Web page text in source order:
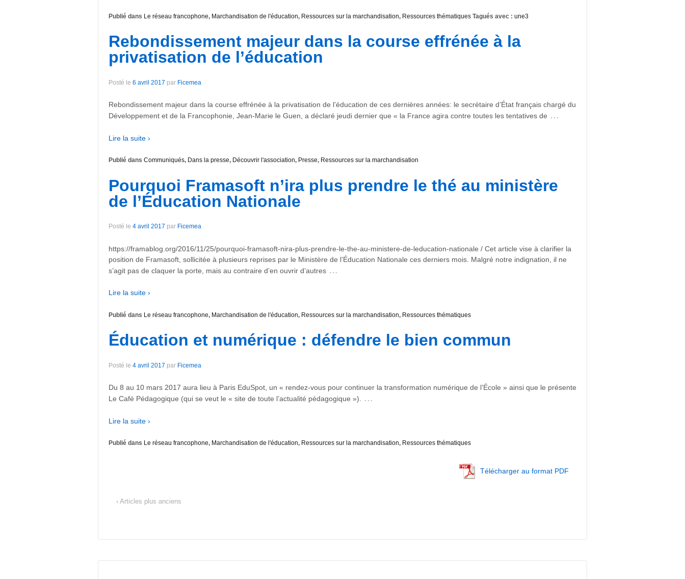
Publié dans Le réseau francophone, Marchandisation de l'éducation, Ressources sur la marchandisation, Ressources thématiques Tagués avec : une3
Rebondissement majeur dans la course effrénée à la
privatisation de l’éducation
Posté le 6 avril 2017 par Ficemea
Rebondissement majeur dans la course effrénée à la privatisation de l’éducation de ces dernières années: le secrétaire d’État français chargé du
Développement et de la Francophonie, Jean-Marie le Guen, a déclaré jeudi dernier que « la France agira contre toutes les tentatives de …
Lire la suite ›
Publié dans Communiqués, Dans la presse, Découvrir l'association, Presse, Ressources sur la marchandisation
Pourquoi Framasoft n’ira plus prendre le thé au ministère
de l’Éducation Nationale
Posté le 4 avril 2017 par Ficemea
https://framablog.org/2016/11/25/pourquoi-framasoft-nira-plus-prendre-le-the-au-ministere-de-leducation-nationale / Cet article vise à clarifier la
position de Framasoft, sollicitée à plusieurs reprises par le Ministère de l’Éducation Nationale ces derniers mois. Malgré notre indignation, il ne
s’agit pas de claquer la porte, mais au contraire d’en ouvrir d’autres …
Lire la suite ›
Publié dans Le réseau francophone, Marchandisation de l'éducation, Ressources sur la marchandisation, Ressources thématiques
Éducation et numérique : défendre le bien commun
Posté le 4 avril 2017 par Ficemea
Du 8 au 10 mars 2017 aura lieu à Paris EduSpot, un « rendez-vous pour continuer la transformation numérique de l’École » ainsi que le présente
Le Café Pédagogique (qui se veut le « site de toute l’actualité pédagogique »). …
Lire la suite ›
Publié dans Le réseau francophone, Marchandisation de l'éducation, Ressources sur la marchandisation, Ressources thématiques
Télécharger au format PDF
‹ Articles plus anciens